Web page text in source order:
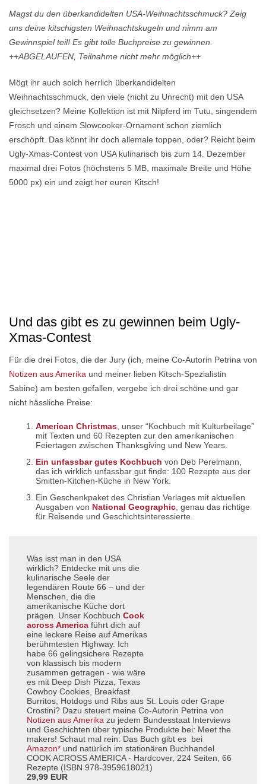
Magst du den überkandidelten USA-Weihnachtsschmuck? Zeig
uns deine kitschigsten Weihnachtskugeln und nimm am
Gewinnspiel teil! Es gibt tolle Buchpreise zu gewinnen.
++ABGELAUFEN, Teilnahme nicht mehr möglich++
Mögt ihr auch solch herrlich überkandidelten
Weihnachtsschmuck, den viele (nicht zu Unrecht) mit den USA
gleichsetzen? Meine Kollektion ist mit Nilpferd im Tutu, singendem
Frosch und einem Slowcooker-Ornament schon ziemlich
erschöpft. Das könnt ihr doch allemale toppen, oder? Reicht beim
Ugly-Xmas-Contest von USA kulinarisch bis zum 14. Dezember
maximal drei Fotos (höchstens 5 MB, maximale Breite und Höhe
5000 px) ein und zeigt her euren Kitsch!
Und das gibt es zu gewinnen beim Ugly-
Xmas-Contest
Für die drei Fotos, die der Jury (ich, meine Co-Autorin Petrina von
Notizen aus Amerika und meiner lieben Kitsch-Spezialistin
Sabine) am besten gefallen, vergebe ich drei schöne und gar
nicht hässliche Preise:
American Christmas, unser “Kochbuch mit Kulturbeilage”
mit Texten und 60 Rezepten zur den amerikanischen
Feiertagen zwischen Thanksgiving und New Years.
Ein unfassbar gutes Kochbuch von Deb Perelmann,
das ich wirklich unfassbar gut finde: 100 Rezepte aus der
Smitten-Kitchen-Küche in New York.
Ein Geschenkpaket des Christian Verlages mit aktuellen
Ausgaben von National Geographic, genau das richtige
für Reisende und Geschichtsinteressierte.
Was isst man in den USA
wirklich? Entdecke mit uns die
kulinarische Seele der
legendären Route 66 – und der
Menschen, die die
amerikanische Küche dort
prägen. Unser Kochbuch Cook
across America führt dich auf
eine leckere Reise auf Amerikas
berühmtesten Highway. Ich
habe 66 gelingsichere Rezepte
von klassisch bis modern
zusammen getragen - wie wäre
es mit Deep Dish Pizza, Texas
Cowboy Cookies, Breakfast
Burritos, Hotdogs und Ribs aus St. Louis oder Grape
Crostini? Dazu steuert meine Co-Autorin Petrina von
Notizen aus Amerika zu jedem Bundesstaat Interviews
und Geschichten über typische Produkte bei: Meet the
makers! Schaut mal rein: Das Buch gibt es bei
Amazon* und natürlich im stationären Buchhandel.
COOK ACROSS AMERICA - Hardcover, 224 Seiten, 66
Rezepte (ISBN 978-3959618021)
29,99 EUR